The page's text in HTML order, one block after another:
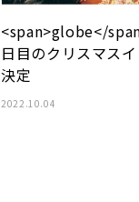
<span>globe</
日目のクリスマス
決定
2022.10.04